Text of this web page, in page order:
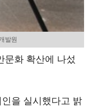
발원
문화 확산에 나섰
을 실시했다고 밝